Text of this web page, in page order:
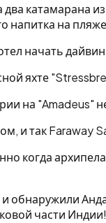
катамарана
напитка на
начать
яхте
на
и так Faraway
когда
части Индии!